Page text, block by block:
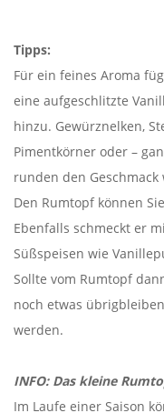
Tipps:
Für ein feines Aroma
eine aufgeschlitzte
hinzu. Gewürznelken,
Pimentkörner oder –
runden den
Den Rumtopf können
Ebenfalls schmeckt er
Süßspeisen wie
Sollte vom Rumtopf
noch etwas
werden.
INFO: Das kleine
Im Laufe einer Saison